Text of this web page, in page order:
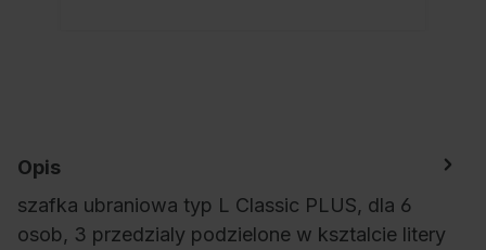
Opis
szafka ubraniowa typ L Classic PLUS, dla 6
osob, 3 przedzialy podzielone w ksztalcie litery